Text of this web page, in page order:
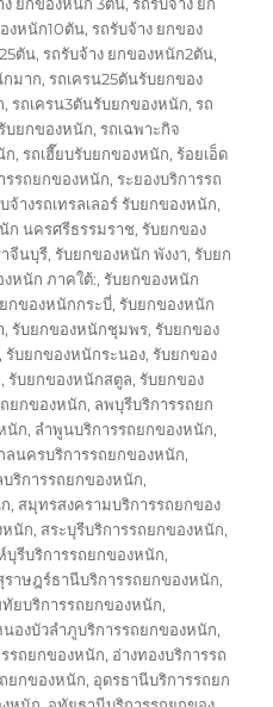
งหนัก10ตัน,รถรับจ้าง ยกของ
ตัน,รถรับจ้าง ยกของหนัก2ตัน,
มาก,รถเครน25ตันรับยกของ
,รถเครน3ตันรับยกของหนัก,รถ
บยกของหนัก,รถเฉพาะกิจ
ก,รถเฮี๊ยบรับยกของหนัก,ร้อยเอ็ด
รรถยกของหนัก,ระยองบริการรถ
จ้างรถเทรลเลอร์ รับยกของหนัก,
ก นครศรีธรรมราช,รับยกของ
จีนบุรี,รับยกของหนัก พังงา,รับยก
หนัก ภาคใต้:,รับยกของหนัก
กของหนักกระบี่,รับยกของหนัก
,รับยกของหนักชุมพร,รับยกของ
,รับยกของหนักระนอง,รับยกของ
,รับยกของหนักสตูล,รับยกของ
ยกของหนัก, ลพบุรีบริการรถยก
นัก, ลำพูนบริการรถยกของหนัก,
ลนครบริการรถยกของหนัก,
บริการรถยกของหนัก,
, สมุทรสงครามบริการรถยกของ
หนัก, สระบุรีบริการรถยกของหนัก,
บุรีบริการรถยกของหนัก,
ราษฎร์ธานีบริการรถยกของหนัก,
ยบริการรถยกของหนัก,
องบัวลำภูบริการรถยกของหนัก,
รถยกของหนัก, อ่างทองบริการรถ
ยกของหนัก, อุดรธานีบริการรถยก